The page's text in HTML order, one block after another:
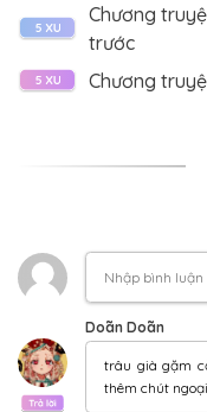
CHƯƠNG 39
CHƯƠNG 38
CHƯƠNG 36
CHƯƠNG 34
CHƯƠNG 33
CHƯƠNG 32
CHƯƠNG 31
Chương
trước
Chương